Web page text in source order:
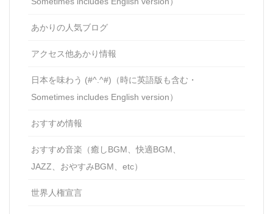
あかりの人気ブログ
アクセス他あかり情報
日本を味わう (#^.^#)（時に英語版も含む・
Sometimes includes English version）
おすすめ情報
おすすめ音楽（癒しBGM、快適BGM、
JAZZ、おやすみBGM、etc）
世界人権宣言